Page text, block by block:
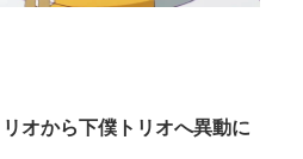
オから下僕トリオへ異動に